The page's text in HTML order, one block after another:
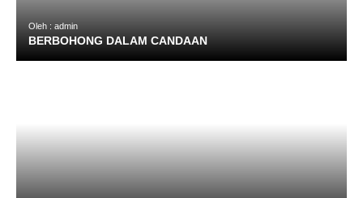
Oleh : admin
BERBOHONG DALAM CANDAAN